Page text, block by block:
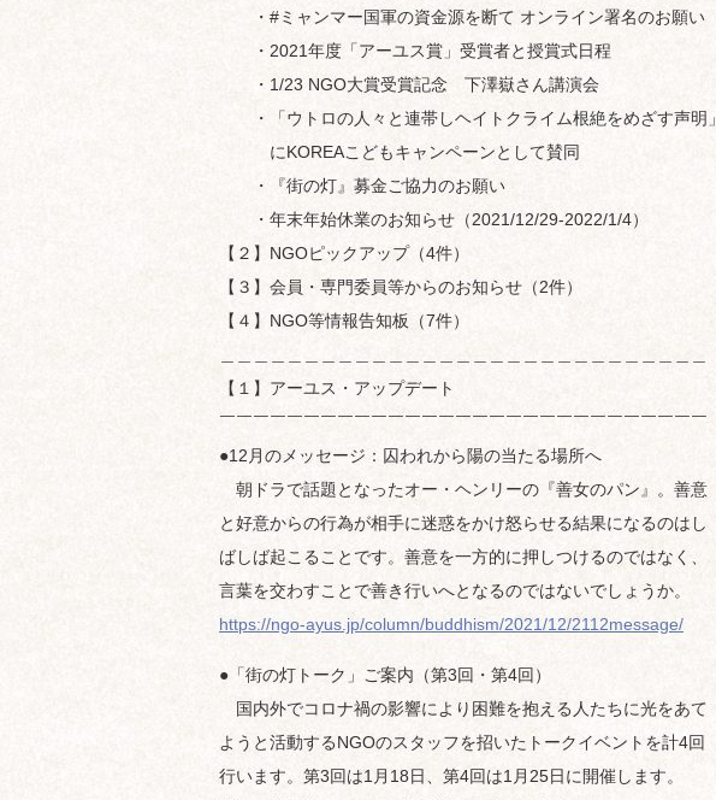
・#ミャンマー国軍の資金源を断て オンライン署名のお願い
・2021年度「アーユス賞」受賞者と授賞式日程
・1/23 NGO大賞受賞記念 下澤嶽さん講演会
・「ウトロの人々と連帯しヘイトクライム根絶をめざす声明」
にKOREAこどもキャンペーンとして賛同
・『街の灯』募金ご協力のお願い
・年末年始休業のお知らせ（2021/12/29-2022/1/4）
【２】NGOピックアップ（4件）
【３】会員・専門委員等からのお知らせ（2件）
【４】NGO等情報告知板（7件）
【１】アーユス・アップデート
￣￣￣￣￣￣￣￣￣￣￣￣￣￣￣￣￣￣￣￣￣￣￣￣￣￣￣￣￣
●12月のメッセージ：囚われから陽の当たる場所へ
朝ドラで話題となったオー・ヘンリーの『善女のパン』。善意
と好意からの行為が相手に迷惑をかけ怒らせる結果になるのはし
ばしば起こることです。善意を一方的に押しつけるのではなく、
言葉を交わすことで善き行いへとなるのではないでしょうか。
https://ngo-ayus.jp/column/buddhism/2021/12/2112message/
●「街の灯トーク」ご案内（第3回・第4回）
国内外でコロナ禍の影響により困難を抱える人たちに光をあて
ようと活動するNGOのスタッフを招いたトークイベントを計4回
行います。第3回は1月18日、第4回は1月25日に開催します。